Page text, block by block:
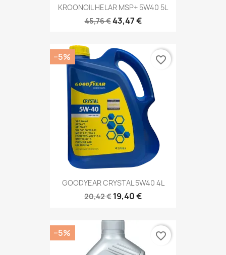
KROONOIL HELAR MSP+ 5W40 5L
45,76 €43,47 €
GOODYEAR CRYSTAL 5W40 4L
20,42 € 19,40 €
−5% favorite_border
−5% favorite_border